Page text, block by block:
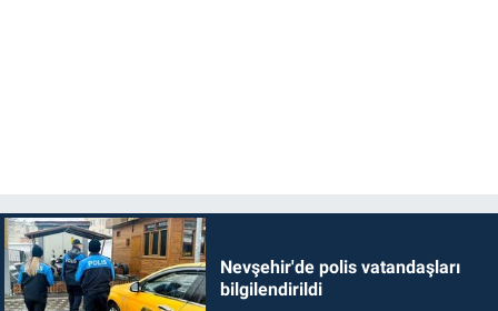
Nevşehir'de polis vatandaşları
bilgilendirildi